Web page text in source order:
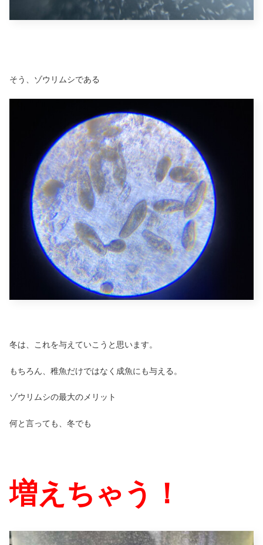
そう、ゾウリムシである
冬は、これを与えていこうと思います。
もちろん、稚魚だけではなく成魚にも与える。
ゾウリムシの最大のメリット
何と言っても、冬でも
増えちゃう！